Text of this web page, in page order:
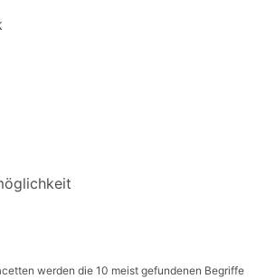
werden die 10 meist gefundenen Begriffe